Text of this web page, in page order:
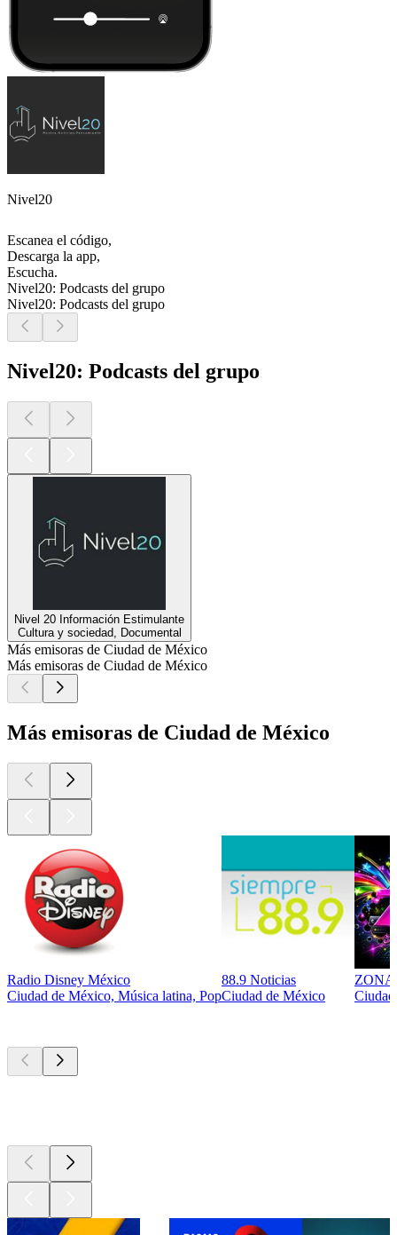
Nivel20
Escanea el código,
Descarga la app,
Escucha.
Nivel20: Podcasts del grupo
Nivel20: Podcasts del grupo
Nivel20: Podcasts del grupo
Nivel 20 Información Estimulante
Cultura y sociedad, Documental
Más emisoras de Ciudad de México
Más emisoras de Ciudad de México
Más emisoras de Ciudad de México
Radio Disney México
Ciudad de México, Música latina, Pop
88.9 Noticias
Ciudad de México